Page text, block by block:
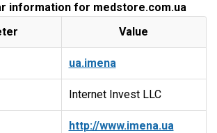
information for medstore.com.ua
Value
ua.imena
Internet Invest LLC
http://www.imena.ua